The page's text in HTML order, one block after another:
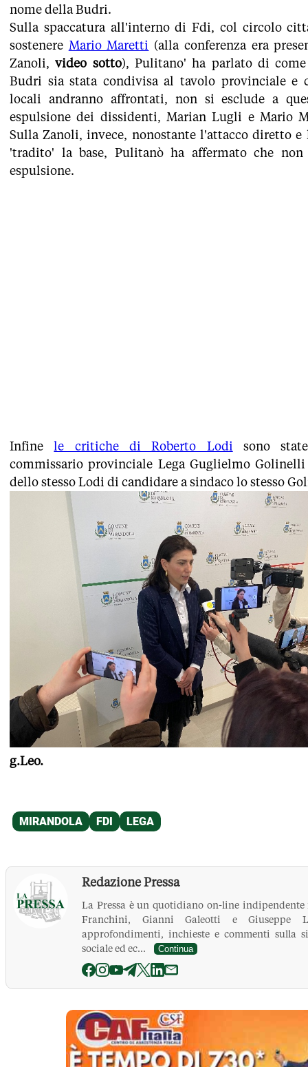
nome della Budri.
Sulla spaccatura all'interno di Fdi, col circolo
sostenere Mario Maretti (alla conferenza era
Zanoli,video sotto), Pulitano' ha parlato di
Budri sia stata condivisa al tavolo provinciale e
locali andranno affrontati, non si esclude a
espulsione dei dissidenti, Marian Lugli e Mario
Sulla Zanoli, invece, nonostante l'attacco diretto e
'tradito' la base, Pulitanò ha affermato che non
espulsione.
Infinele critiche di Roberto Lodi sono
commissario provinciale Lega Guglielmo
dello stesso Lodi di candidare a sindaco lo stesso
g.Leo.
Redazione Pressa
La Pressa è un quotidiano on-line
Franchini, Gianni Galeotti e Giuseppe
approfondimenti, inchieste e commenti sulla
sociale ed ec...
Continua